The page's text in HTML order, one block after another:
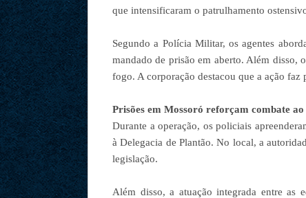
que intensificaram o patrulhamento
Segundo a Polícia Militar, os agentes
mandado de prisão em aberto. Além disso,
fogo. A corporação destacou que a ação
Prisões em Mossoró reforçam combate
Durante a operação, os policiais
à Delegacia de Plantão. No local, a
legislação.
Além disso, a atuação integrada entre as